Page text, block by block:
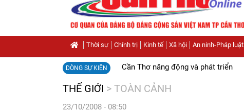
Thời sự Chính trị Kinh tế Xã hội An ninh-Pháp luật
DÒNG SỰ KIỆN Cần Thơ năng động và phát triển
THẾ GIỚI > TOÀN CẢNH
23/10/2008 - 08:50